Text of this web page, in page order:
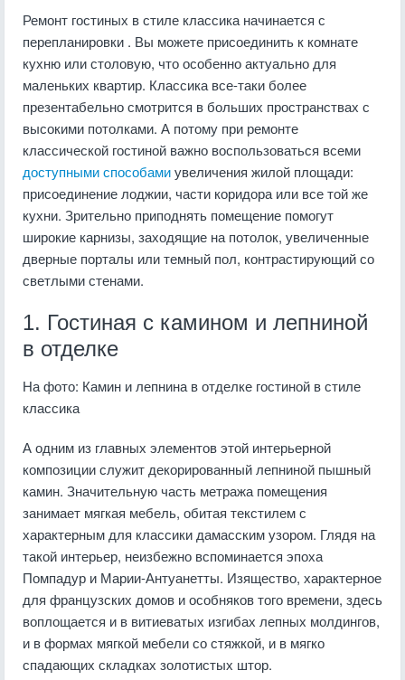
Ремонт гостиных в стиле классика начинается с
перепланировки . Вы можете присоединить к комнате
кухню или столовую, что особенно актуально для
маленьких квартир. Классика все-таки более
презентабельно смотрится в больших пространствах с
высокими потолками. А потому при ремонте
классической гостиной важно воспользоваться всеми
доступными способамиувеличения жилой площади:
присоединение лоджии, части коридора или все той же
кухни. Зрительно приподнять помещение помогут
широкие карнизы, заходящие на потолок, увеличенные
дверные порталы или темный пол, контрастирующий со
светлыми стенами.
1. Гостиная с камином и лепниной
в отделке
На фото: Камин и лепнина в отделке гостиной в стиле
классика
А одним из главных элементов этой интерьерной
композиции служит декорированный лепниной пышный
камин. Значительную часть метража помещения
занимает мягкая мебель, обитая текстилем с
характерным для классики дамасским узором. Глядя на
такой интерьер, неизбежно вспоминается эпоха
Помпадур и Марии-Антуанетты. Изящество, характерное
для французских домов и особняков того времени, здесь
воплощается и в витиеватых изгибах лепных молдингов,
и в формах мягкой мебели со стяжкой, и в мягко
спадающих складках золотистых штор.